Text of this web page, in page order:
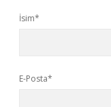
İsim*
E-Posta*